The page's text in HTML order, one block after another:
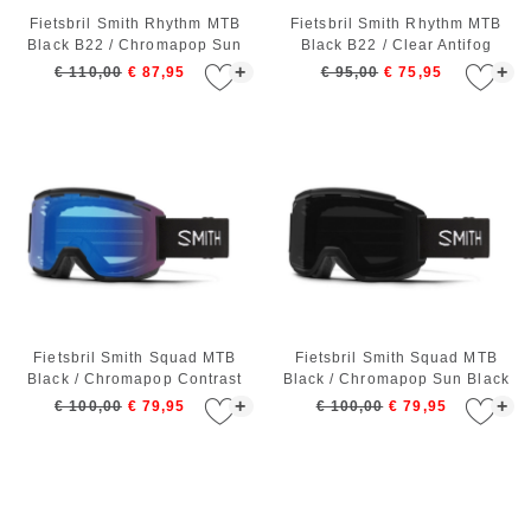
+
Fietsbril Smith Rhythm MTB
Black B22 / Chromapop Sun
Black
€ 110,00 € 87,95 +
Fietsbril Smith Rhythm MTB
Black B22 / Clear Antifog
€ 95,00 € 75,95
+
Fietsbril Smith Squad MTB
Black / Chromapop Contrast
Rose Flash
€ 100,00 € 79,95 +
Fietsbril Smith Squad MTB
Black / Chromapop Sun Black
€ 100,00 € 79,95